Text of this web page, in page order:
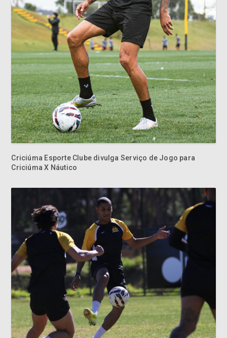
Criciúma Esporte Clube divulga Serviço de Jogo para
Criciúma X Náutico